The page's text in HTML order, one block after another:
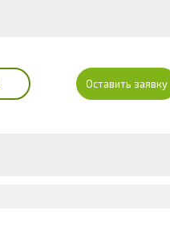
Оставить заявку